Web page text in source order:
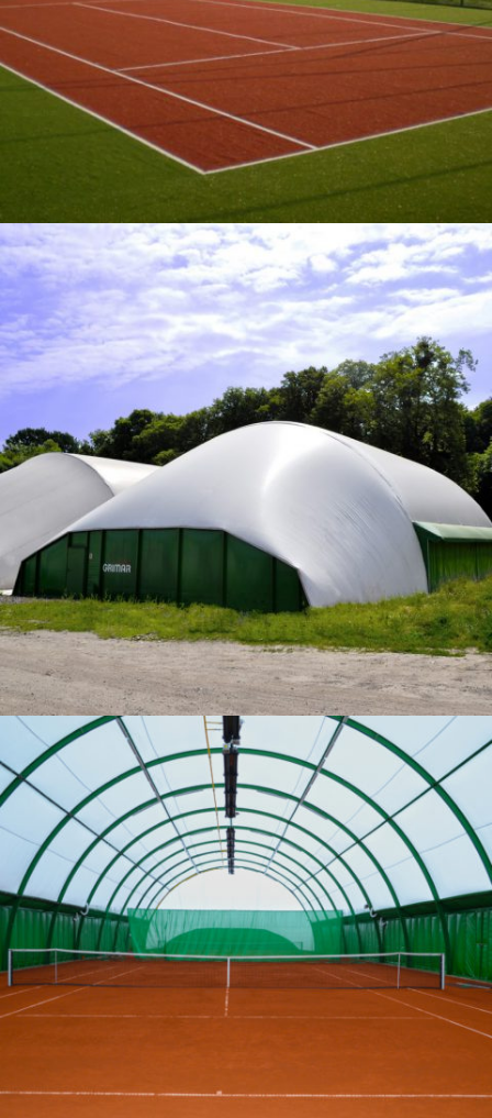
04 - SURFACES SPORTIVES
10-2014 / BÂTIMENT ARQUÉ POUR TENISARENA À GLIWICE
02 - BÂTIMENTS ARQUÉS ET TENTES INDUSTRIELLES, 04 - SURFACES
11-2014 / SALLE DE TENNIS POUR TABADZ À ZAMBRÓW
02 - BÂTIMENTS ARQUÉS ET TENTES INDUSTRIELLES